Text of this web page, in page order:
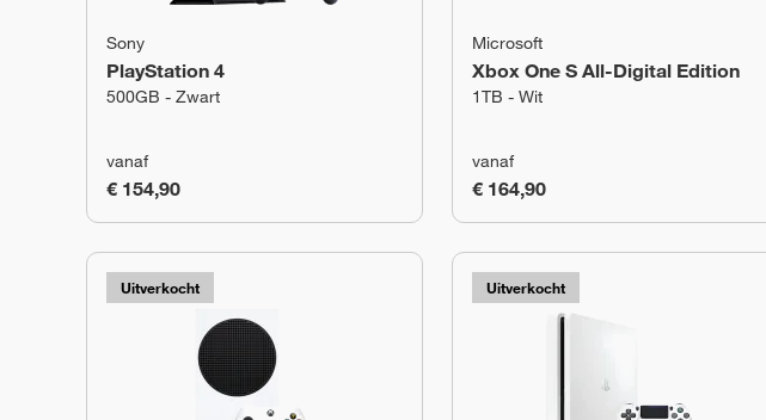
Sony
PlayStation 4
500GB - Zwart
vanaf
€ 154,90
Microsoft
Xbox One S All-Digital Edition
1TB - Wit
vanaf
€ 164,90
Uitverkocht Uitverkocht